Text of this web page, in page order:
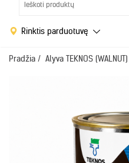
Rinktis parduotuvę
Pradžia / Alyva TEKNOS